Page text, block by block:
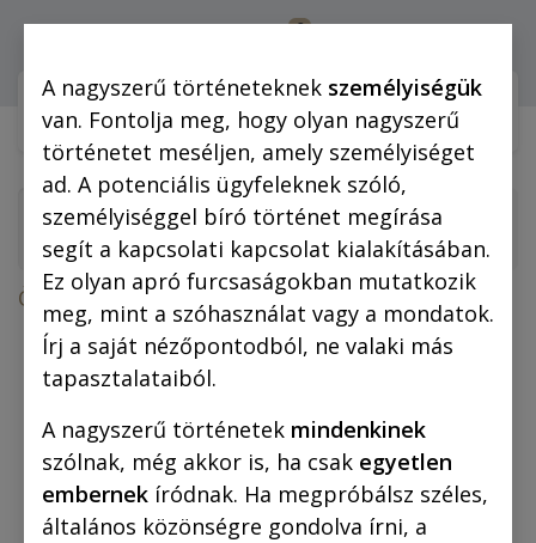
0
Webshop (mobilra)
Összes termék
Rejtő-regények
Rejtő Jenő: Piszkos Fred, a kapitány (regény)
A nagyszerű történeteknek személyiségük
van. Fontolja meg, hogy olyan nagyszerű
történetet meséljen, amely személyiséget
ad. A potenciális ügyfeleknek szóló,
személyiséggel bíró történet megírása
segít a kapcsolati kapcsolat kialakításában.
Ez olyan apró furcsaságokban mutatkozik
meg, mint a szóhasználat vagy a mondatok.
Írj a saját nézőpontodból, ne valaki más
tapasztalataiból.
A nagyszerű történetek mindenkinek
szólnak, még akkor is, ha csak egyetlen
embernek íródnak. Ha megpróbálsz széles,
általános közönségre gondolva írni, a